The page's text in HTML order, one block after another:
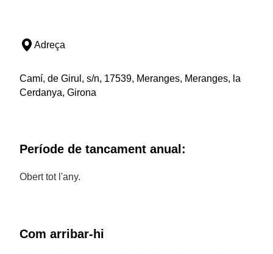
Adreça
Camí, de Girul, s/n, 17539, Meranges, Meranges, la
Cerdanya, Girona
Període de tancament anual:
Obert tot l'any.
Com arribar-hi